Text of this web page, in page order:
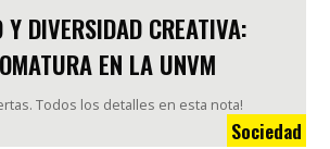
Y DIVERSIDAD CREATIVA:
EN LA UNVM
Todos los detalles en esta nota!
Sociedad